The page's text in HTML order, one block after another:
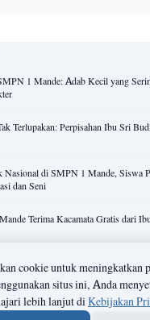
1 Mande: Adab Kecil yang
Terlupakan: Perpisahan Ibu Sri
Nasional di SMPN 1 Mande, Siswa
dan Seni
Terima Kacamata Gratis dari
Kunci
Meriah Warnai Penutupan MPLS
cookie untuk meningkatkan
situs ini, Anda
lebih lanjut diKebijakan